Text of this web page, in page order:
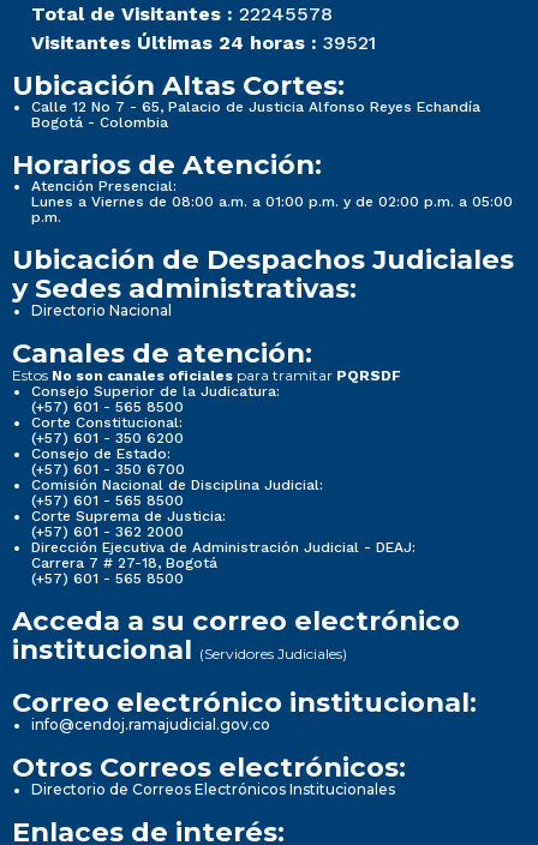
Total de Visitantes : 22245578
Visitantes Últimas 24 horas : 39521
Ubicación Altas Cortes:
Calle 12 No 7 - 65, Palacio de Justicia Alfonso Reyes Echandía
Bogotá - Colombia
Horarios de Atención:
Atención Presencial:
Lunes a Viernes de 08:00 a.m. a 01:00 p.m. y de 02:00 p.m. a 05:00
p.m.
Ubicación de Despachos Judiciales
y Sedes administrativas:
Directorio Nacional
Canales de atención:
Estos No son canales oficiales para tramitar PQRSDF
Consejo Superior de la Judicatura:
(+57) 601 - 565 8500
Corte Constitucional:
(+57) 601 - 350 6200
Consejo de Estado:
(+57) 601 - 350 6700
Comisión Nacional de Disciplina Judicial:
(+57) 601 - 565 8500
Corte Suprema de Justicia:
(+57) 601 - 362 2000
Dirección Ejecutiva de Administración Judicial - DEAJ:
Carrera 7 # 27-18, Bogotá
(+57) 601 - 565 8500
Acceda a su correo electrónico
institucional (Servidores Judiciales)
Correo electrónico institucional:
info@cendoj.ramajudicial.gov.co
Otros Correos electrónicos:
Directorio de Correos Electrónicos Institucionales
Enlaces de interés: